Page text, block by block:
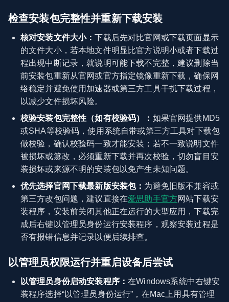
检查安装包完整性并重新下载安装
核对安装文件大小：下载后先对比官网或下载页面显示
的文件大小，若本地文件明显比官方说明小或者下载过
程出现中断记录，就说明可能下载不完整，建议删除当
前安装包重新从官网或官方指定镜像重新下载，确保网
络稳定并避免使用加速器或第三方工具干扰下载过程，
以减少文件损坏风险。
校验安装包完整性（如有校验码）： 如果官网提供MD5
或SHA等校验码，使用系统自带或第三方工具对下载包
做校验，确认校验码一致才能安装；若不一致说明文件
被损坏或篡改，必须重新下载并再次校验，切勿盲目安
装损坏或来源不明的安装包以免产生未知问题。
优先选择官网下载最新版安装包： 为避免旧版不兼容或
第三方改包问题，建议直接在爱思助手官方网站下载安
装程序，安装前关闭其他正在运行的大型应用，下载完
成后右键以管理员身份运行安装程序，观察安装过程是
否有报错信息并记录以便后续排查。
以管理员权限运行并重启设备后尝试
以管理员身份启动安装程序：在Windows系统中右键安
装程序选择“以管理员身份运行”，在Mac上用具有管理